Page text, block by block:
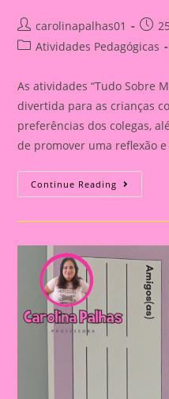
Post
author:
carolinapalhas01
Post
PostAtividades Pedagógicas
As atividades “Tudo Sobre
divertida para as crianças
preferências dos colegas,
de promover uma reflexão
Continue Reading Atividade
Tudo